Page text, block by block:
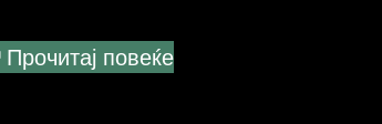
Прочитај повеќе